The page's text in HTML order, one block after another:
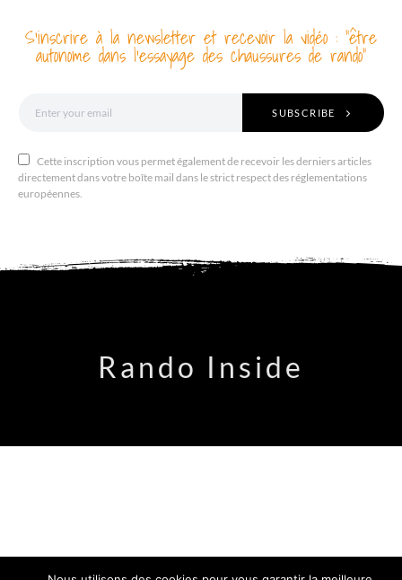
S'inscrire à la newsletter et recevoir la vidéo : "être
autonome dans l'essayage des chaussures de rando"
SUBSCRIBE
Cette inscription vous permet également de recevoir les derniers articles
directement dans votre boîte mail dans le strict respect des réglementations
européennes.
Rando Inside